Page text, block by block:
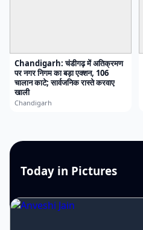
Chandigarh: चंडीगढ़ में अतिक्रमण
पर नगर निगम का बड़ा एक्शन, 106
चालान काटे; सार्वजनिक रास्ते करवाए
खाली
Chandigarh
Today in Pictures